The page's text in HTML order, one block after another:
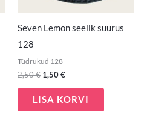
Seven Lemon seelik suurus
128
Tüdrukud 128
2,50€ 1,50€
LISA KORVI